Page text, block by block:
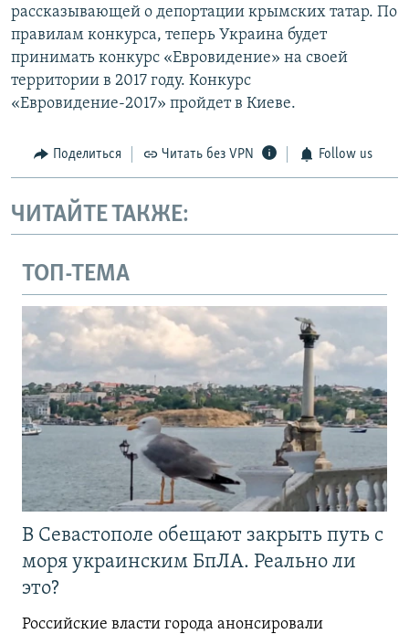
рассказывающей о депортации крымских татар. По
правилам конкурса, теперь Украина будет
принимать конкурс «Евровидение» на своей
территории в 2017 году. Конкурс
«Евровидение-2017» пройдет в Киеве.
Поделиться Читать без VPN Follow us
ЧИТАЙТЕ ТАКЖЕ:
ТОП-ТЕМА
В Севастополе обещают закрыть путь с
моря украинским БпЛА. Реально ли
это?
Российские власти города анонсировали